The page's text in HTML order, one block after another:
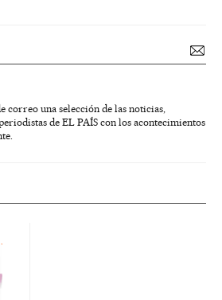
correo una selección de las noticias,
de EL PAÍS con los acontecimientos